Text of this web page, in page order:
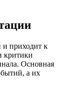
и приходит к
критики
Основная
а их